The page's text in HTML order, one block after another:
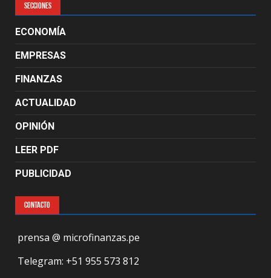
SECCIONES
ECONOMÍA
EMPRESAS
FINANZAS
ACTUALIDAD
OPINIÓN
LEER PDF
PUBLICIDAD
CONTACTO
prensa @ microfinanzas.pe
Telegram: +51 955 573 812